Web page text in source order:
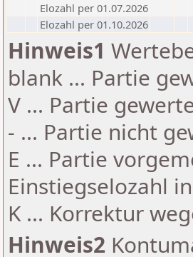
Elozahl per 01.07.2026
Elozahl per 01.10.2026
Hinweis1
blank ... Partie
V ... Partie
- ... Partie nicht
E ... Partie
Einstiegselozahl
K ... Korrektur
Hinweis2